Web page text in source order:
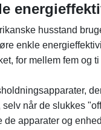
husstand
enkle
for mellem fem og
når de slukkes
apparater og